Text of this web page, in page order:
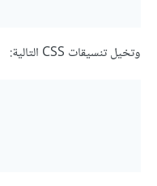
وتخيل تنسيقات CSS التالية: